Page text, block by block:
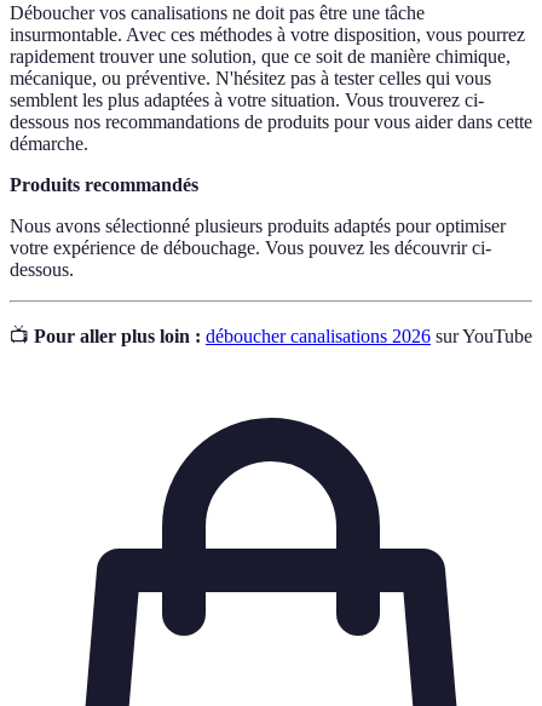
Déboucher vos canalisations ne doit pas être une tâche
insurmontable. Avec ces méthodes à votre disposition, vous pourrez
rapidement trouver une solution, que ce soit de manière chimique,
mécanique, ou préventive. N'hésitez pas à tester celles qui vous
semblent les plus adaptées à votre situation. Vous trouverez ci-
dessous nos recommandations de produits pour vous aider dans cette
démarche.
Produits recommandés
Nous avons sélectionné plusieurs produits adaptés pour optimiser
votre expérience de débouchage. Vous pouvez les découvrir ci-
dessous.
📺 Pour aller plus loin : déboucher canalisations 2026 sur YouTube